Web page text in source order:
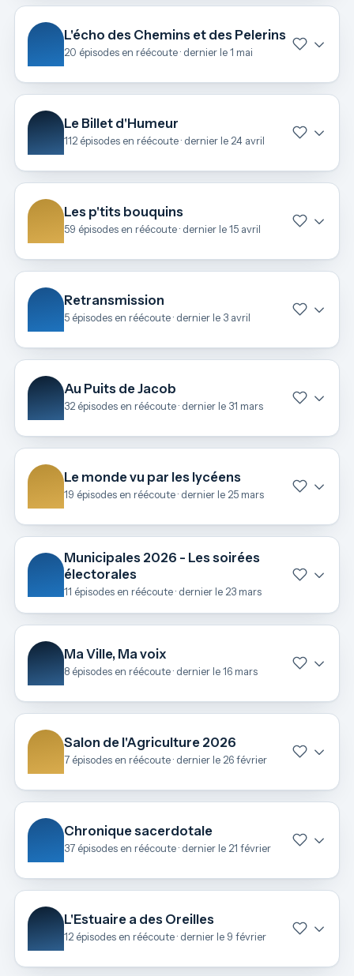
L'écho des Chemins et des Pelerins
20 épisodes en réécoute · dernier le 1 mai
Le Billet d'Humeur
112 épisodes en réécoute · dernier le 24 avril
Les p'tits bouquins
59 épisodes en réécoute · dernier le 15 avril
Retransmission
5 épisodes en réécoute · dernier le 3 avril
Au Puits de Jacob
32 épisodes en réécoute · dernier le 31 mars
Le monde vu par les lycéens
19 épisodes en réécoute · dernier le 25 mars
Municipales 2026 - Les soirées
électorales
11 épisodes en réécoute · dernier le 23 mars
Ma Ville, Ma voix
8 épisodes en réécoute · dernier le 16 mars
Salon de l'Agriculture 2026
7 épisodes en réécoute · dernier le 26 février
Chronique sacerdotale
37 épisodes en réécoute · dernier le 21 février
L'Estuaire a des Oreilles
12 épisodes en réécoute · dernier le 9 février